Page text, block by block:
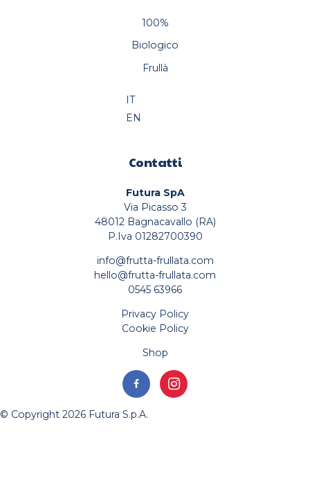
100%
Biologico
Frullà
IT
EN
Contatti
Futura SpA
Via Picasso 3
48012 Bagnacavallo (RA)
P.Iva 01282700390
info@frutta-frullata.com
hello@frutta-frullata.com
0545 63966
Privacy Policy
Cookie Policy
Shop
© Copyright 2026 Futura S.p.A.